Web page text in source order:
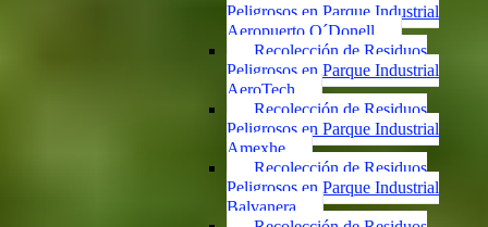
Peligrosos en Parque Industrial
Aeropuerto O´Donell
Recolección de Residuos
Peligrosos en Parque Industrial
AeroTech
Recolección de Residuos
Peligrosos en Parque Industrial
Amexhe
Recolección de Residuos
Peligrosos en Parque Industrial
Balvanera